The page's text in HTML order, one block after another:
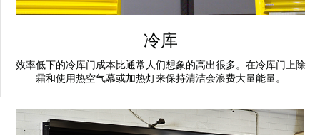
冷库
效率低下的冷库门成本比通常人们想象的高出很多。在冷库门上除
霜和使用热空气幕或加热灯来保持清洁会浪费大量能量。